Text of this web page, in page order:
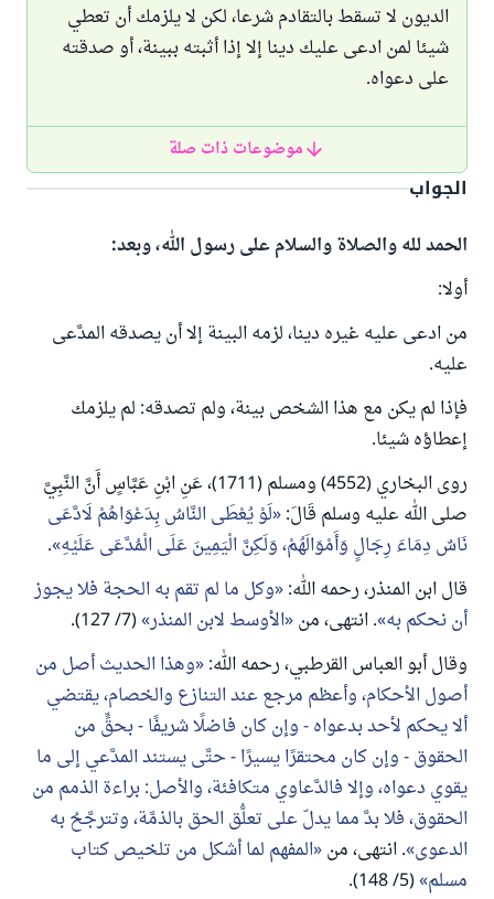
الديون لا تسقط بالتقادم شرعا، لكن لا يلزمك أن تعطي
شيئا لمن ادعى عليك دينا إلا إذا أثبته ببينة، أو صدقته
على دعواه.
موضوعات ذات صلة
الجواب
الحمد لله والصلاة والسلام على رسول الله، وبعد:
أولا:
من ادعى عليه غيره دينا، لزمه البينة إلا أن يصدقه المدَّعى
عليه.
فإذا لم يكن مع هذا الشخص بينة، ولم تصدقه: لم يلزمك
إعطاؤه شيئا.
روى البخاري (4552) ومسلم (1711)، عَنِ ابْنِ عَبَّاسٍ أَنَّ النَّبِيَّ
صلى الله عليه وسلم قَالَ: لَوْ يُعْطَى النَّاسُ بِدَعْوَاهُمْ لَادَّعَى
نَاسٌ دِمَاءَ رِجَالٍ وَأَمْوَالَهُمْ، وَلَكِنَّ الْيَمِينَ عَلَى الْمُدَّعَى عَلَيْهِ .
قال ابن المنذر، رحمه الله: وكل ما لم تقم به الحجة فلا يجوز
أن نحكم به . انتهى، من الأوسط لابن المنذر (7/ 127).
وقال أبو العباس القرطبي، رحمه الله: وهذا الحديث أصل من
أصول الأحكام، وأعظم مرجع عند التنازع والخصام، يقتضي
ألا يحكم لأحد بدعواه - وإن كان فاضلًا شريفًا - بحقٍّ من
الحقوق - وإن كان محتقرًا يسيرًا - حتَّى يستند المدَّعي إلى ما
يقوي دعواه، وإلا فالدَّعاوي متكافئة، والأصل: براءة الذمم من
الحقوق، فلا بدَّ مما يدلّ على تعلُّق الحق بالذمَّة، وتترجَّحُ به
الدعوى . انتهى، من المفهم لما أشكل من تلخيص كتاب
مسلم (5/ 148).